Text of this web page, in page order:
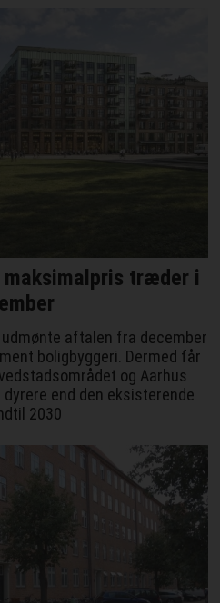
maksimalpris træder i
aftalen fra december
boligbyggeri. Dermed får
og Aarhus
end den eksisterende
2030